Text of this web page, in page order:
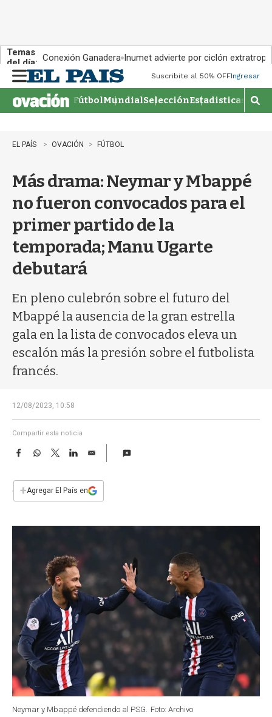
Temas
del día: Conexión Ganadera Inumet advierte por ciclón
n
u
Suscribite al 50% OFFIngresar
FútbolMundialSelecciónEstadisticas
M
o
EL PAÍS OVACIÓN FÚTBOL
Más drama: Neymar y Mbappé
no fueron convocados para el
primer partido de la
temporada; Manu Ugarte
debutará
En pleno culebrón sobre el futuro del
Mbappé la ausencia de la gran estrella
gala en la lista de convocados eleva un
escalón más la presión sobre el futbolista
francés.
12/08/2023, 10:58
Compartir esta noticia
F
e
b
W
s
T
w
t
L
E
i
l
+Agregar El País en
Neymar y Mbappé defendiendo al PSG. Foto: Archivo